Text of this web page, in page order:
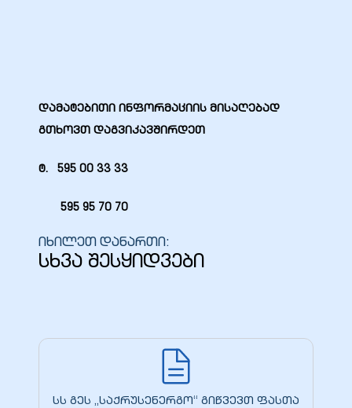
დამატებითი ინფორმაციის მისაღებად
გთხოვთ დაგვიკავშირდეთ
ტ. 595 00 33 33
595 95 70 70
იხილეთ დანართი:
სხვა შესყიდვები
სს გეს „საქრუსენერგო“ გიწვევთ ფასთა